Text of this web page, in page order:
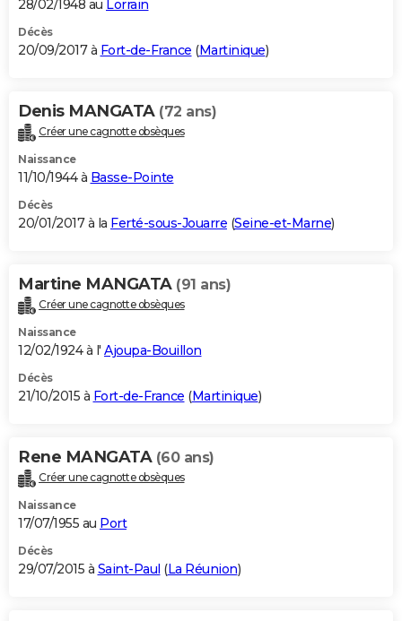
28/02/1948 au Lorrain
Décès
20/09/2017 à Fort-de-France (Martinique)
Denis MANGATA (72 ans)
Créer une cagnotte obsèques
Naissance
11/10/1944 à Basse-Pointe
Décès
20/01/2017 à la Ferté-sous-Jouarre (Seine-et-Marne)
Martine MANGATA (91 ans)
Créer une cagnotte obsèques
Naissance
12/02/1924 à l' Ajoupa-Bouillon
Décès
21/10/2015 à Fort-de-France (Martinique)
Rene MANGATA (60 ans)
Créer une cagnotte obsèques
Naissance
17/07/1955 au Port
Décès
29/07/2015 à Saint-Paul (La Réunion)